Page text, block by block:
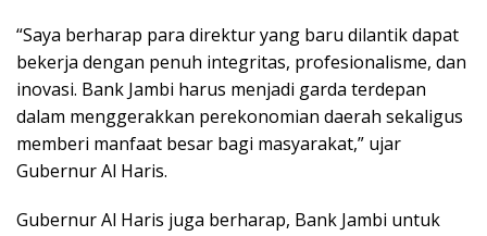
“Saya berharap para direktur yang baru dilantik dapat
bekerja dengan penuh integritas, profesionalisme, dan
inovasi. Bank Jambi harus menjadi garda terdepan
dalam menggerakkan perekonomian daerah sekaligus
memberi manfaat besar bagi masyarakat,” ujar
Gubernur Al Haris.
Gubernur Al Haris juga berharap, Bank Jambi untuk